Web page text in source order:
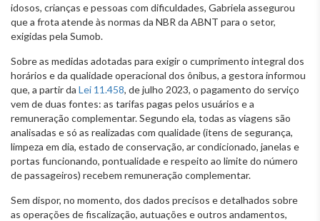
idosos, crianças e pessoas com dificuldades, Gabriela assegurou
que a frota atende às normas da NBR da ABNT para o setor,
exigidas pela Sumob.
Sobre as medidas adotadas para exigir o cumprimento integral dos
horários e da qualidade operacional dos ônibus, a gestora informou
que, a partir da Lei 11.458, de julho 2023, o pagamento do serviço
vem de duas fontes: as tarifas pagas pelos usuários e a
remuneração complementar. Segundo ela, todas as viagens são
analisadas e só as realizadas com qualidade (itens de segurança,
limpeza em dia, estado de conservação, ar condicionado, janelas e
portas funcionando, pontualidade e respeito ao limite do número
de passageiros) recebem remuneração complementar.
Sem dispor, no momento, dos dados precisos e detalhados sobre
as operações de fiscalização, autuações e outros andamentos,